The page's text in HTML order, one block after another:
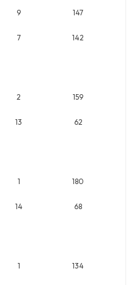
9 147
7 142
2 159
13 62
1 180
14 68
1 134